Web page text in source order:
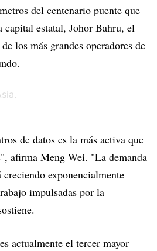
del centenario puente que
capital estatal, Johor Bahru, el
los más grandes operadores de
de datos es la más activa que
afirma Meng Wei. "La demanda
creciendo exponencialmente
impulsadas por la
actualmente el tercer mayor